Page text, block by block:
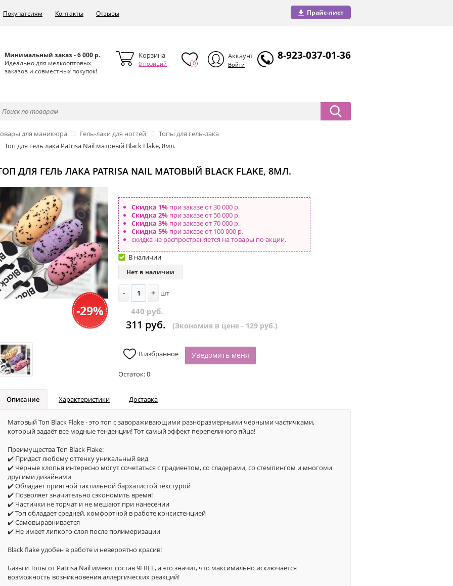
Отзывы
Контакты
Покупателям Прайс-лист
Минимальный заказ - 6 000 р.
Идеально для мелкооптовых
заказов и совместных покупок!
Корзина
0 позиций 0
Аккаунт
Войти
8-923-037-01-36
Товары для маникюра Гель-лаки для ногтей
Топы для гель-лака
Топ для гель лака Patrisa Nail матовый Black Flake, 8мл.
ДЛЯ ГЕЛЬ ЛАКА PATRISA NAIL МАТОВЫЙ BLACK FLAKE, 8МЛ.
-29%
Скидка 1% при заказе от 30 000 р.
Скидка 2% при заказе от 50 000 р.
Скидка 3% при заказе от 70 000 р.
Скидка 5% при заказе от 100 000 р.
скидка не распространяется на товары по акции.
В наличии
Нет в наличии
- + шт
440 руб.
311 руб. (Экономия в цене - 129 руб.)
В избранное Уведомить меня
Остаток:0
Описание Характеристики Доставка
Матовый Топ Black Flake - это топ с завораживающими разноразмерными чёрными частичками,
который задаёт все модные тенденции! Тот самый эффект перепелиного яйца!
Преимущества Топ Black Flake:
✔️ Придаст любому оттенку уникальный вид
✔️ Чёрные хлопья интересно могут сочетаться с градиентом, со сладерами, со стемпингом и многоми
другими дизайнами
✔️ Обладает приятной тактильной бархатистой текстурой
✔️ Позволяет значительно сэкономить время!
✔️ Частички не торчат и не мешают при нанесении
✔️ Топ обладает средней, комфортной в работе консистенцией
✔️ Самовыравнивается
✔️ Не имеет липкого слоя после полимеризации
Black flake удобен в работе и невероятно красив!
Базы и Топы от Patrisa Nail имеют состав 9FREE, а это значит, что максимально исключается
возможность возникновения аллергических реакций!